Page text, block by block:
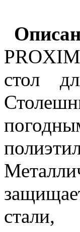
стол
Ст
стали,